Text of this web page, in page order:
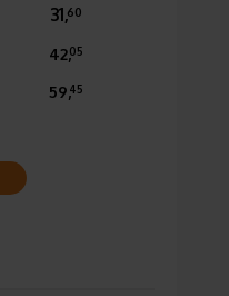
31,60
42,05
59,45